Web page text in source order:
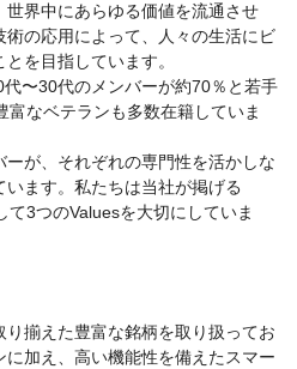
界中にあらゆる価値を流通させ
の応用によって、人々の生活にビ
を目指しています。
〜30代のメンバーが約70％と若手
なベテランも多数在籍していま
が、それぞれの専門性を活かしな
ます。私たちは当社が掲げる
3つのValuesを大切にしていま
揃えた豊富な銘柄を取り扱ってお
に加え、高い機能性を備えたスマー